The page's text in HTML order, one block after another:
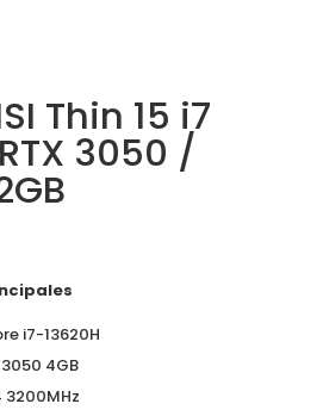
Thin 15 i7
3050 /
i7-13620H
4GB
3200MHz